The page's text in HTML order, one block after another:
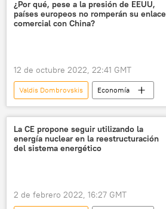
El Foro Económico Mundial de Davos 2023
¿Por qué, pese a la presión de EEUU,
países europeos no romperán su enlace
comercial con China?
12 de octubre 2022, 22:41 GMT
Valdis Dombrovskis
Economía
Olaf Scholz
Emmanuel Macron
Alemania
China
Francia
La CE propone seguir utilizando la
energía nuclear en la reestructuración
del sistema energético
2 de febrero 2022, 16:27 GMT